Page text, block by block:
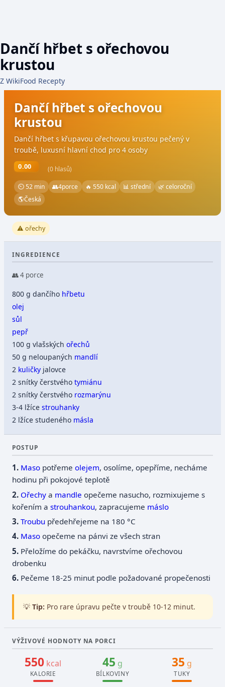
Dančí hřbet s ořechovou
krustou
Z WikiFood Recepty
Dančí hřbet s ořechovou
krustou
Dančí hřbet s křupavou ořechovou krustou pečený v
troubě, luxusní hlavní chod pro 4 osoby
0.00 (0 hlasů)
⏲ 52 min 👥4porce 🔥 550 kcal 📊 střední
🌿 celoroční
🌎Česká
⚠️ ořechy
INGREDIENCE
👥 4 porce
800 g dančího hřbetu
olej
sůl
pepř
100 g vlašskýchořechů
50 g neloupaných mandlí
2 kuličky jalovce
2 snítky čerstvéhotymiánu
2 snítky čerstvého rozmarýnu
3-4 lžícestrouhanky
2 lžíce studeného másla
POSTUP
Maso potřemeolejem, osolíme, opepříme, necháme
hodinu při pokojové teplotě
Ořechy a mandle opečeme nasucho, rozmixujeme s
kořením astrouhankou, zapracujeme máslo
Troubu předehřejeme na 180 °C
Maso opečeme na pánvi ze všech stran
Přeložíme do pekáčku, navrstvíme ořechovou
drobenku
Pečeme 18-25 minut podle požadované propečenosti
💡 Tip: Pro rare úpravu pečte v troubě 10-12 minut.
VÝŽIVOVÉ HODNOTY NA PORCI
550 kcal
KALORIE
45 g
BÍLKOVINY
35 g
TUKY